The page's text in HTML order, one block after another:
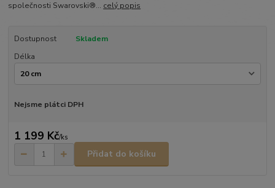
společnosti Swarovski®... celý popis
Dostupnost
Skladem
Délka
Nejsme plátci DPH
1 199 Kč/ks
Přidat do košíku